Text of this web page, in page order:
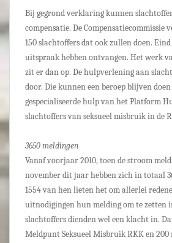
Bij gegrond verklaring kunnen
compensatie. De Compensatiecommissie
150 slachtoffers dat ook zullen doen.
uitspraak hebben ontvangen. Het werk
zit er dan op. De hulpverlening aan
door. Die kunnen een beroep blijven
gespecialiseerde hulp van het Platform
slachtoffers van seksueel misbruik in de
3650 meldingen
Vanaf voorjaar 2010, toen de stroom
november dit jaar hebben zich in totaal
1554 van hen lieten het om allerlei
uitnodigingen hun melding om te zetten
slachtoffers dienden wel een klacht in.
Meldpunt Seksueel Misbruik RKK en 200